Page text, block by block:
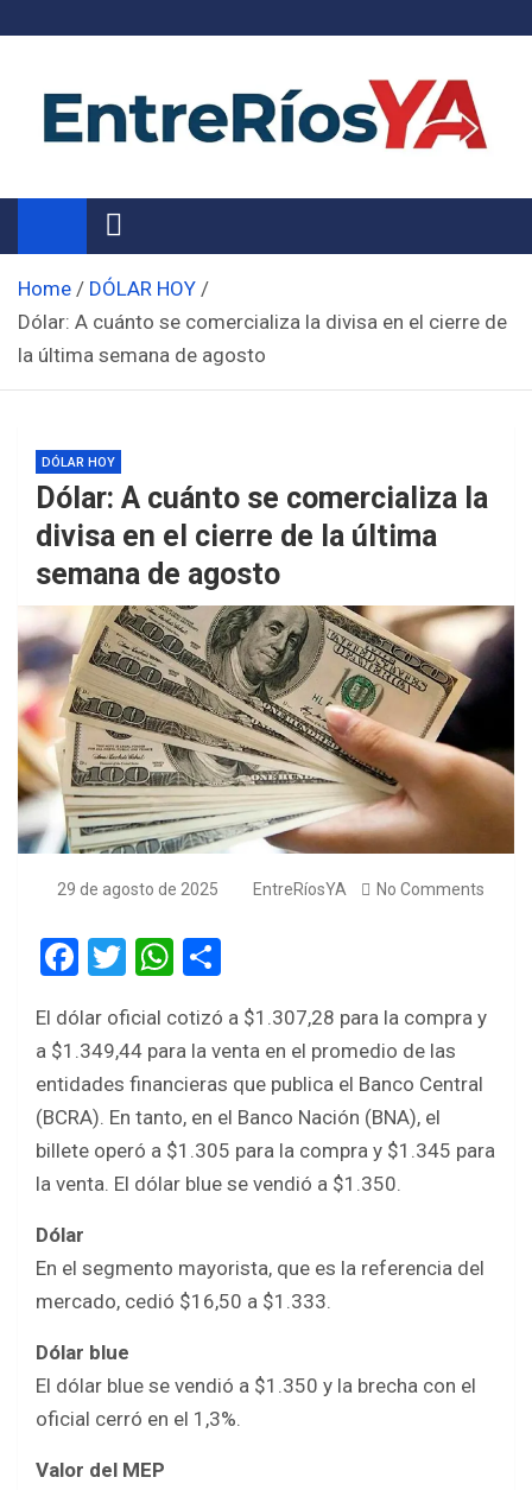
Noticias de Entre Ríos
Información de toda la provincia ahora
Home
DÓLAR HOY
Dólar: A cuánto se comercializa la divisa en el cierre de
la última semana de agosto
DÓLAR HOY
Dólar: A cuánto se comercializa la
divisa en el cierre de la última
semana de agosto
29 de agosto de 2025 EntreRíosYA No Comments
F
ce
b
o
o
k
T
tt
er
W
at
s
A
p
p
ar
e
El dólar oficial cotizó a $1.307,28 para la compra y
a $1.349,44 para la venta en el promedio de las
entidades financieras que publica el Banco Central
(BCRA). En tanto, en el Banco Nación (BNA), el
billete operó a $1.305 para la compra y $1.345 para
la venta. El dólar blue se vendió a $1.350.
Dólar
En el segmento mayorista, que es la referencia del
mercado, cedió $16,50 a $1.333.
Dólar blue
El dólar blue se vendió a $1.350 y la brecha con el
oficial cerró en el 1,3%.
Valor del MEP